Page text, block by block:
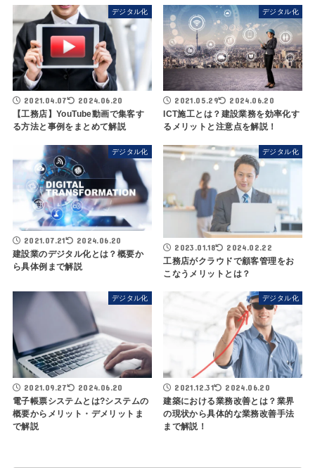
デジタル化
2021.04.07 2024.06.20
【工務店】YouTube動画で集客す
る方法と事例をまとめて解説
デジタル化
2021.05.29 2024.06.20
ICT施工とは？建設業務を効率化す
るメリットと注意点を解説！
デジタル化
2021.07.21 2024.06.20
建設業のデジタル化とは？概要か
ら具体例まで解説
デジタル化
2023.01.18 2024.02.22
工務店がクラウドで顧客管理をお
こなうメリットとは？
デジタル化
2021.09.27 2024.06.20
電子帳票システムとは?システムの
概要からメリット・デメリットま
で解説
デジタル化
2021.12.31 2024.06.20
建築における業務改善とは？業界
の現状から具体的な業務改善手法
まで解説！